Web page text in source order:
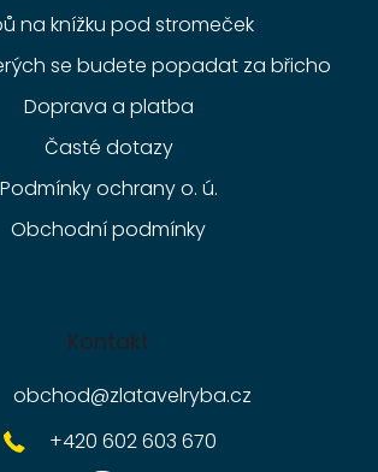
na knížku pod stromeček
se budete popadat za břicho
Doprava a platba
Časté dotazy
Podmínky ochrany o. ú.
Obchodní podmínky
Kontakt
obchod@zlatavelryba.cz
+420 602 603 670